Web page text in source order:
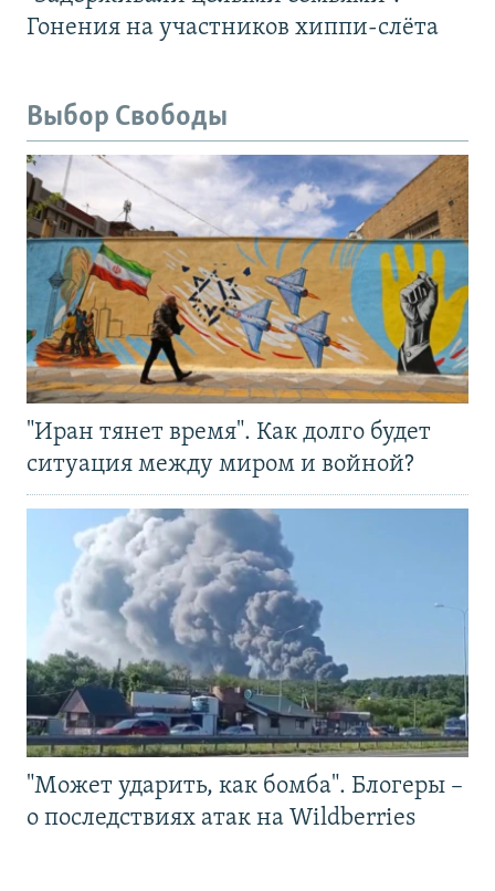
Гонения на участников хиппи-слёта
Выбор Свободы
"Иран тянет время". Как долго будет
ситуация между миром и войной?
"Может ударить, как бомба". Блогеры –
о последствиях атак на Wildberries